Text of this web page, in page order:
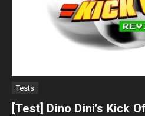
Tests
[Test] Dino Dini’s Kick